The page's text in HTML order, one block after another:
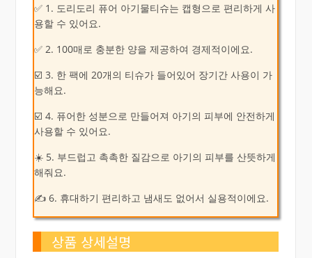
✅ 1. 도리도리 퓨어 아기물티슈는 캡형으로 편리하게 사
용할 수 있어요.
✅ 2. 100매로 충분한 양을 제공하여 경제적이에요.
☑️ 3. 한 팩에 20개의 티슈가 들어있어 장기간 사용이 가
능해요.
☑️ 4. 퓨어한 성분으로 만들어져 아기의 피부에 안전하게
사용할 수 있어요.
☀️ 5. 부드럽고 촉촉한 질감으로 아기의 피부를 산뜻하게
해줘요.
✍ 6. 휴대하기 편리하고 냄새도 없어서 실용적이에요.
상품 상세설명